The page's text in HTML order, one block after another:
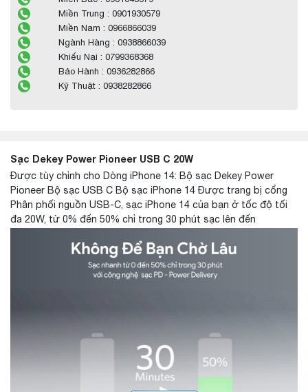
Miền Trung : 0901930579
Miền Nam : 0966866039
Ngành Hàng : 0938866039
Khiếu Nại : 0799368368
Bảo Hành : 0936282866
Kỹ Thuật : 0938282866
Sạc Dekey Power Pioneer USB C 20W
Được tùy chỉnh cho Dòng iPhone 14: Bộ sạc Dekey Power
Pioneer Bộ sạc USB C Bộ sạc iPhone 14 Được trang bị cổng
Phân phối nguồn USB-C, sạc iPhone 14 của bạn ở tốc độ tối
đa 20W, từ 0% đến 50% chỉ trong 30 phút sạc lên đến